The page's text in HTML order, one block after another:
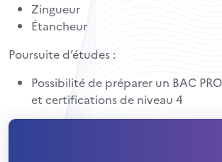
Zingueur
Étancheur
Poursuite d’études :
Possibilité de préparer un BAC
et certifications de niveau 4